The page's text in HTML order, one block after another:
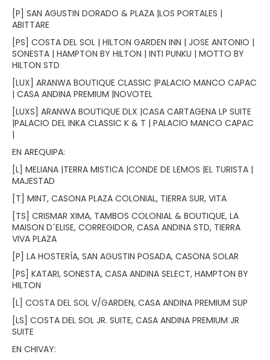
[P] SAN AGUSTIN DORADO & PLAZA |LOS PORTALES |
ABITTARE
[PS] COSTA DEL SOL | HILTON GARDEN INN | JOSE ANTONIO |
SONESTA | HAMPTON BY HILTON | INTI PUNKU | MOTTO BY
HILTON STD
[LUX] ARANWA BOUTIQUE CLASSIC |PALACIO MANCO CAPAC
| CASA ANDINA PREMIUM |NOVOTEL
[LUXS] ARANWA BOUTIQUE DLX |CASA CARTAGENA LP SUITE
|PALACIO DEL INKA CLASSIC K & T | PALACIO MANCO CAPAC
|
EN AREQUIPA:
[L] MELIANA |TERRA MISTICA |CONDE DE LEMOS |EL TURISTA |
MAJESTAD
[T] MINT, CASONA PLAZA COLONIAL, TIERRA SUR, VITA
[TS] CRISMAR XIMA, TAMBOS COLONIAL & BOUTIQUE, LA
MAISON D´ELISE, CORREGIDOR, CASA ANDINA STD, TIERRA
VIVA PLAZA
[P] LA HOSTERÍA, SAN AGUSTIN POSADA, CASONA SOLAR
[PS] KATARI, SONESTA, CASA ANDINA SELECT, HAMPTON BY
HILTON
[L] COSTA DEL SOL V/GARDEN, CASA ANDINA PREMIUM SUP
[LS] COSTA DEL SOL JR. SUITE, CASA ANDINA PREMIUM JR
SUITE
EN CHIVAY: